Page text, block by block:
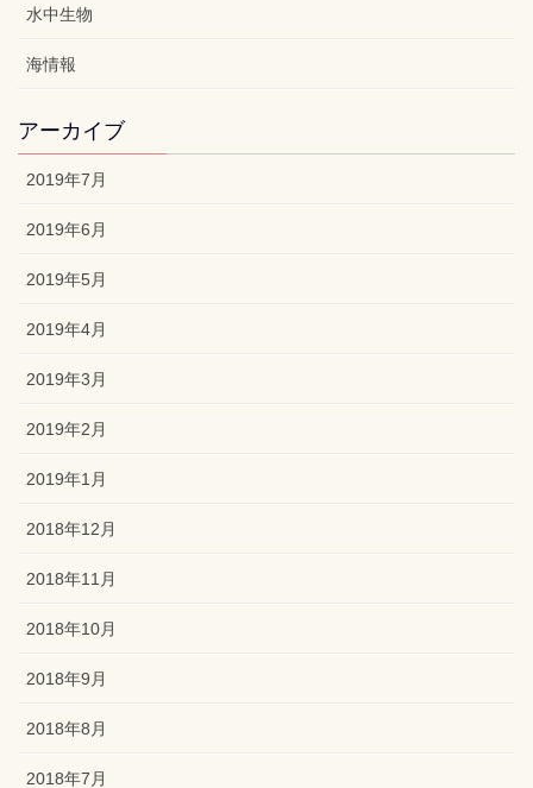
水中生物
海情報
アーカイブ
2019年7月
2019年6月
2019年5月
2019年4月
2019年3月
2019年2月
2019年1月
2018年12月
2018年11月
2018年10月
2018年9月
2018年8月
2018年7月